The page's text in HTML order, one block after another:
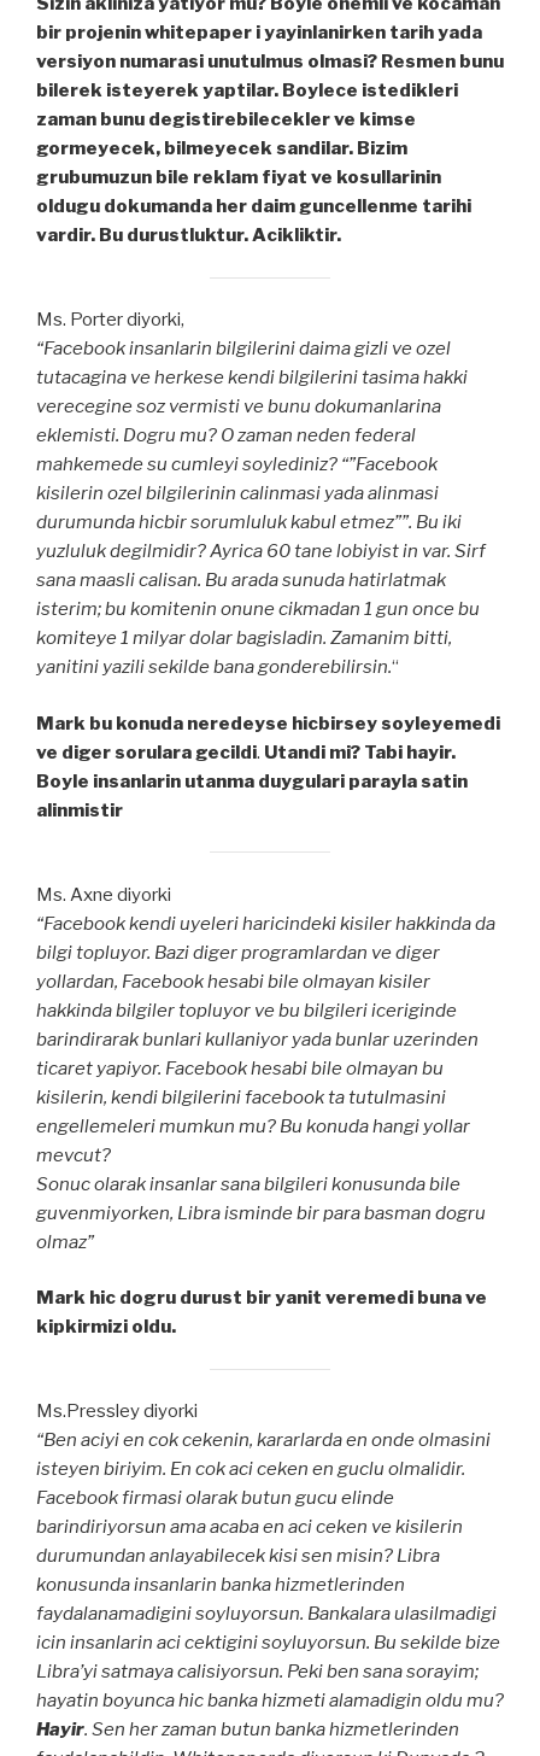
bir projenin whitepaper i yayinlanirken tarih yada
versiyon numarasi unutulmus olmasi? Resmen bunu
bilerek isteyerek yaptilar. Boylece istedikleri
zaman bunu degistirebilecekler ve kimse
gormeyecek, bilmeyecek sandilar. Bizim
grubumuzun bile reklam fiyat ve kosullarinin
oldugu dokumanda her daim guncellenme tarihi
vardir. Bu durustluktur. Acikliktir.
Ms. Porter diyorki,
“Facebook insanlarin bilgilerini daima gizli ve ozel
tutacagina ve herkese kendi bilgilerini tasima hakki
verecegine soz vermisti ve bunu dokumanlarina
eklemisti. Dogru mu? O zaman neden federal
mahkemede su cumleyi soylediniz? “”Facebook
kisilerin ozel bilgilerinin calinmasi yada alinmasi
durumunda hicbir sorumluluk kabul etmez””. Bu iki
yuzluluk degilmidir? Ayrica 60 tane lobiyist in var. Sirf
sana maasli calisan. Bu arada sunuda hatirlatmak
isterim; bu komitenin onune cikmadan 1 gun once bu
komiteye 1 milyar dolar bagisladin. Zamanim bitti,
yanitini yazili sekilde bana gonderebilirsin.“
Mark bu konuda neredeyse hicbirsey soyleyemedi
ve diger sorulara gecildi. Utandi mi? Tabi hayir.
Boyle insanlarin utanma duygulari parayla satin
alinmistir
Ms. Axne diyorki
“Facebook kendi uyeleri haricindeki kisiler hakkinda da
bilgi topluyor. Bazi diger programlardan ve diger
yollardan, Facebook hesabi bile olmayan kisiler
hakkinda bilgiler topluyor ve bu bilgileri iceriginde
barindirarak bunlari kullaniyor yada bunlar uzerinden
ticaret yapiyor. Facebook hesabi bile olmayan bu
kisilerin, kendi bilgilerini facebook ta tutulmasini
engellemeleri mumkun mu? Bu konuda hangi yollar
mevcut?
Sonuc olarak insanlar sana bilgileri konusunda bile
guvenmiyorken, Libra isminde bir para basman dogru
olmaz”
Mark hic dogru durust bir yanit veremedi buna ve
kipkirmizi oldu.
Ms.Pressley diyorki
“Ben aciyi en cok cekenin, kararlarda en onde olmasini
isteyen biriyim. En cok aci ceken en guclu olmalidir.
Facebook firmasi olarak butun gucu elinde
barindiriyorsun ama acaba en aci ceken ve kisilerin
durumundan anlayabilecek kisi sen misin? Libra
konusunda insanlarin banka hizmetlerinden
faydalanamadigini soyluyorsun. Bankalara ulasilmadigi
icin insanlarin aci cektigini soyluyorsun. Bu sekilde bize
Libra’yi satmaya calisiyorsun. Peki ben sana sorayim;
hayatin boyunca hic banka hizmeti alamadigin oldu mu?
Hayir. Sen her zaman butun banka hizmetlerinden